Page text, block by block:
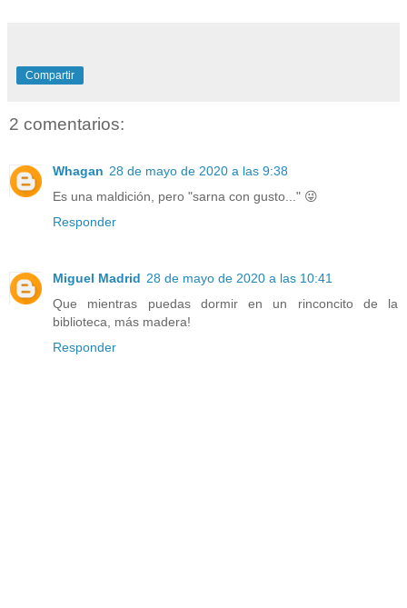
Compartir
2 comentarios:
Whagan 28 de mayo de 2020 a las 9:38
Es una maldición, pero "sarna con gusto..." 😜
Responder
Miguel Madrid 28 de mayo de 2020 a las 10:41
Que mientras puedas dormir en un rinconcito de la
biblioteca, más madera!
Responder